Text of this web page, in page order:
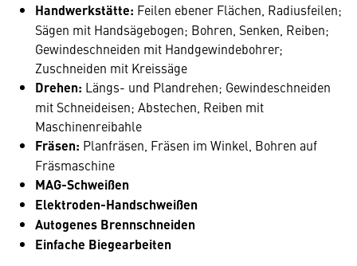
Handwerkstätte: Feilen ebener Flächen, Radiusfeilen;
Sägen mit Handsägebogen; Bohren, Senken, Reiben;
Gewindeschneiden mit Handgewindebohrer;
Zuschneiden mit Kreissäge
Drehen: Längs- und Plandrehen; Gewindeschneiden
mit Schneideisen; Abstechen, Reiben mit
Maschinenreibahle
Fräsen: Planfräsen, Fräsen im Winkel, Bohren auf
Fräsmaschine
MAG-Schweißen
Elektroden-Handschweißen
Autogenes Brennschneiden
Einfache Biegearbeiten